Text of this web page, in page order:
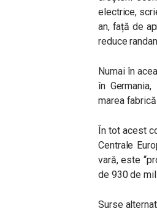
electrice,
an, față de
reduce
Numai în
în
marea
În tot acest
Centrale
vară, este
de 930 de
Surse